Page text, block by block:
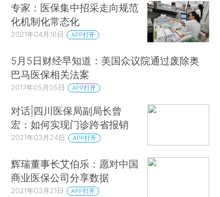
专家：医保集中招采走向规范
化机制化常态化
2021年04月16日 APP打开
5月5日财经早知道：美国众议院通过废除奥
巴马医保相关法案
2017年05月05日 APP打开
对话|四川医保局副局长曾
宏：如何实现门诊跨省报销
2021年03月24日 APP打开
辉瑞董事长艾伯乐：愿对中国
商业医保公司分享数据
2021年03月21日 APP打开